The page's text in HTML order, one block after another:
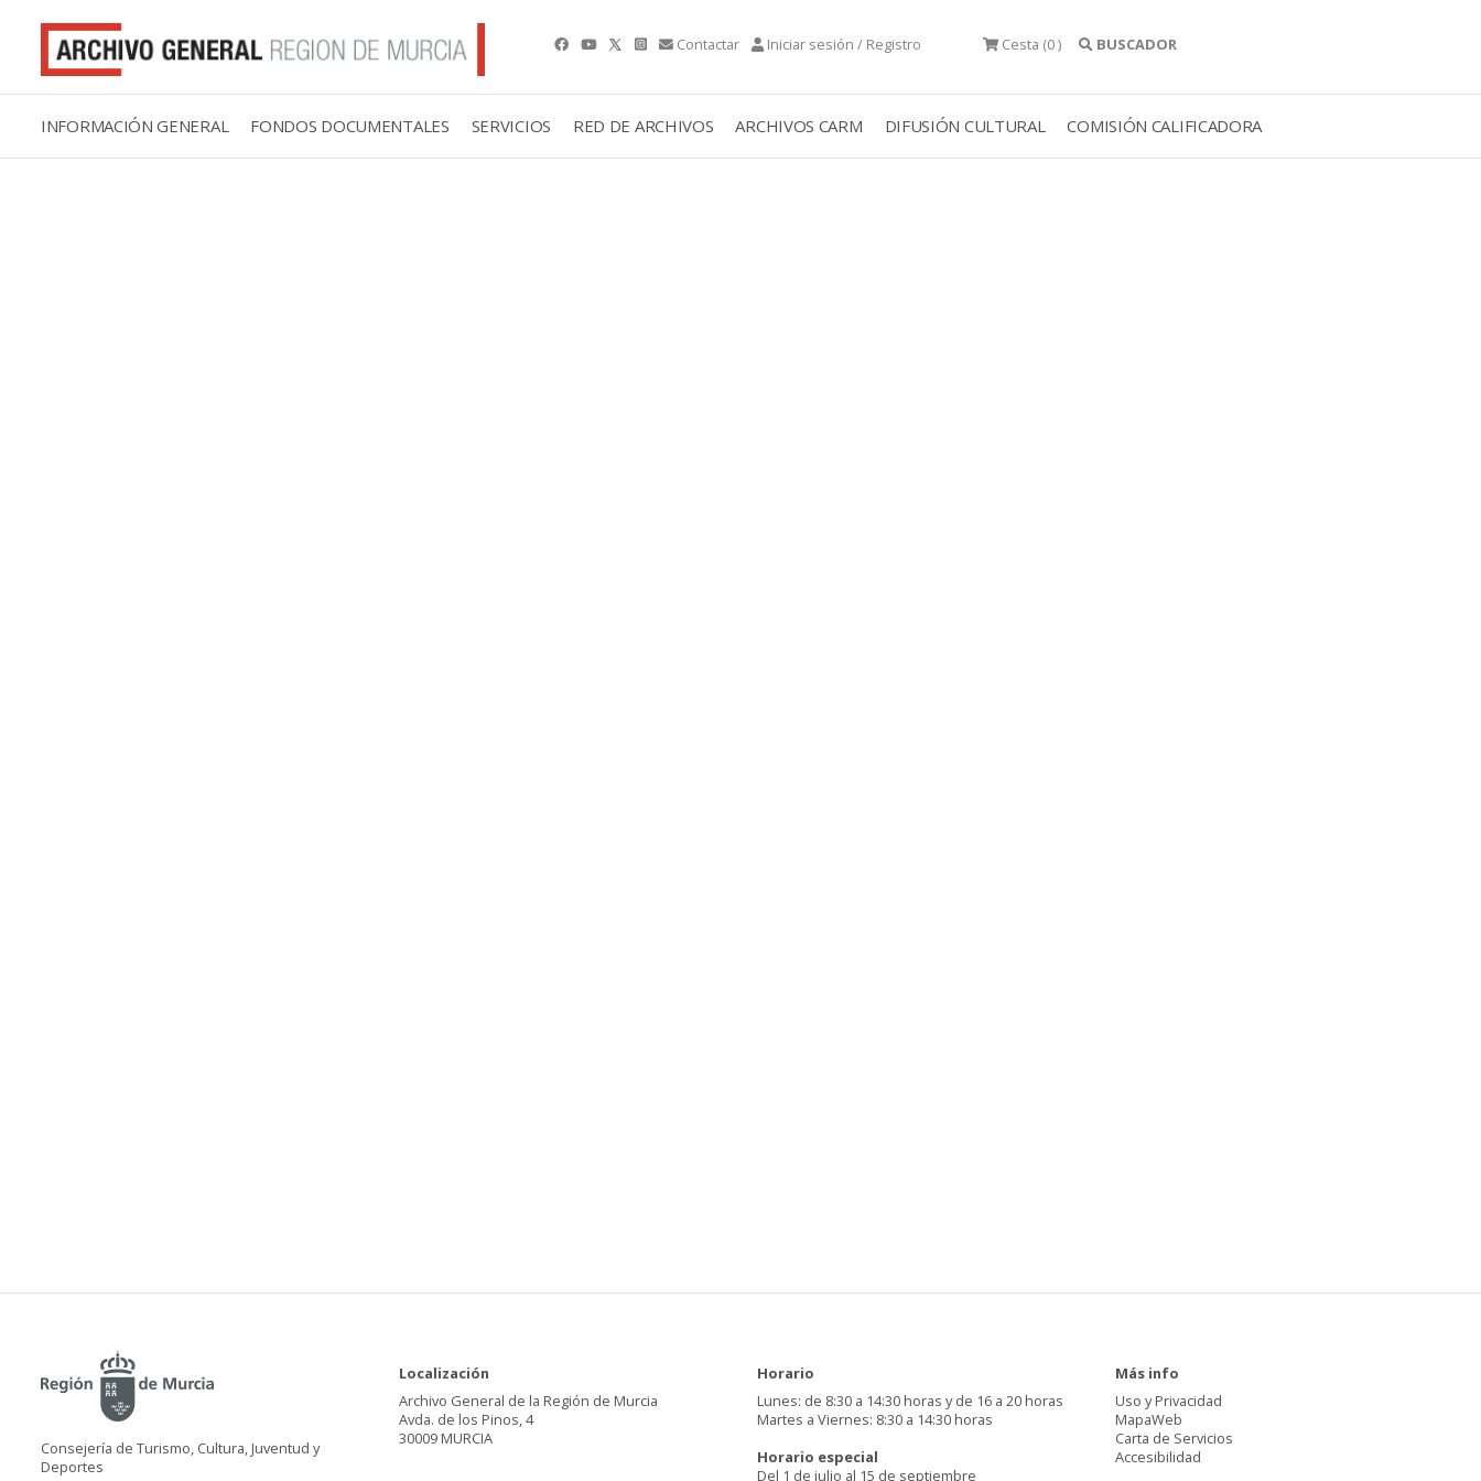
Contactar Iniciar sesión / Registro Cesta (0 ) BUSCADOR
INFORMACIÓN GENERAL FONDOS DOCUMENTALES SERVICIOS RED DE ARCHIVOS ARCHIVOS CARM DIFUSIÓN CULTURAL COMISIÓN CALIFICADORA
Consejería de Turismo, Cultura, Juventud y
Deportes
Localización
Archivo General de la Región de Murcia
Avda. de los Pinos, 4
30009 MURCIA
Horario
Lunes: de 8:30 a 14:30 horas y de 16 a 20 horas
Martes a Viernes: 8:30 a 14:30 horas
Horario especial
Del 1 de julio al 15 de septiembre
Más info
Uso y Privacidad
MapaWeb
Carta de Servicios
Accesibilidad